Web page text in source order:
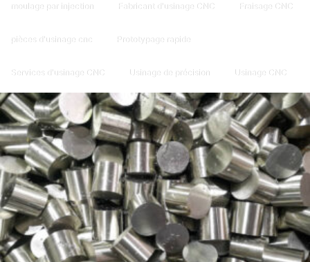
moulage par injection Fabricant d'usinage CNC Fraisage CNC
pièces d'usinage cnc Prototypage rapide
Services d'usinage CNC Usinage de précision Usinage CNC